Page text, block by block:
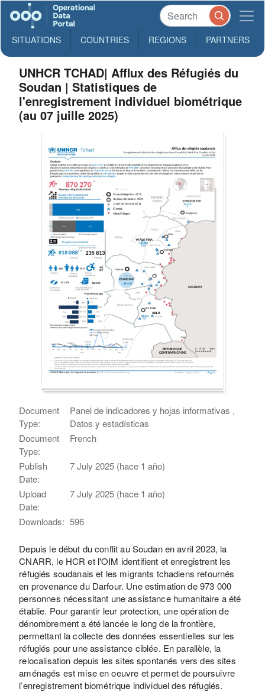
SITUATIONS COUNTRIES REGIONS PARTNERS
UNHCR TCHAD| Afflux des Réfugiés du
Soudan | Statistiques de
l'enregistrement individuel biométrique
(au 07 juille 2025)
Document
Type:
Panel de indicadores y hojas informativas ,
Datos y estadísticas
Document
Type:
French
Publish
Date:
7 July 2025 (hace 1 año)
Upload
Date:
7 July 2025 (hace 1 año)
Downloads: 596
Depuis le début du conflit au Soudan en avril 2023, la
CNARR, le HCR et l'OIM identifient et enregistrent les
réfugiés soudanais et les migrants tchadiens retournés
en provenance du Darfour. Une estimation de 973 000
personnes nécessitant une assistance humanitaire a été
établie. Pour garantir leur protection, une opération de
dénombrement a été lancée le long de la frontière,
permettant la collecte des données essentielles sur les
réfugiés pour une assistance ciblée. En parallèle, la
relocalisation depuis les sites spontanés vers des sites
aménagés est mise en oeuvre et permet de poursuivre
l’enregistrement biométrique individuel des réfugiés.